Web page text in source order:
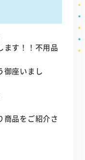
ます！！不用品
御座いまし
商品をご紹介さ